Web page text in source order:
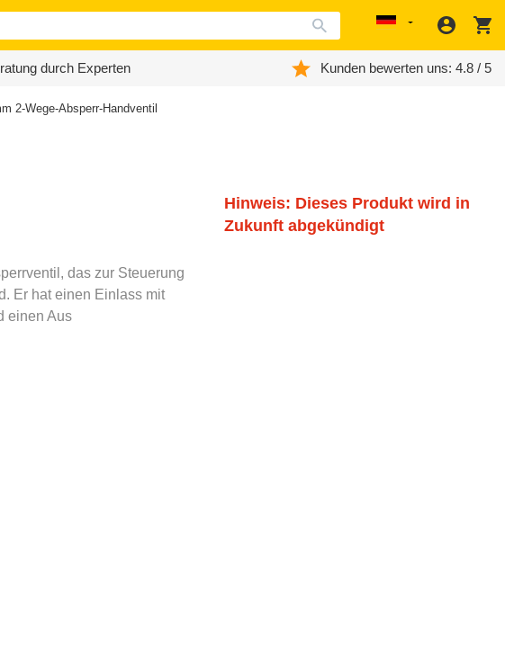
Localization
durch Experten Kunden bewerten uns: 4.8 / 5
2-Wege-Absperr-Handventil
das zur Steuerung
Er hat einen Einlass mit
einen Aus
Hinweis: Dieses Produkt wird in
Zukunft abgekündigt